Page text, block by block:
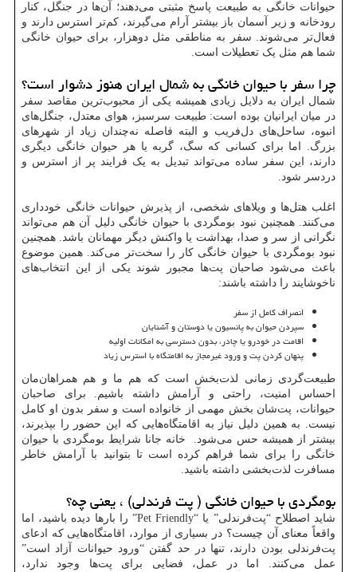
حیوانات خانگی به طبیعت پاسخ مثبتی می‌دهند؛ آن‌ها در جنگل، کنار
رودخانه و زیر آسمان باز بیشتر آرام می‌گیرند، کم‌تر استرس دارند و
فعال‌تر می‌شوند. سفر به مناطقی مثل دوهزار، برای حیوان خانگی
شما هم مثل یک تعطیلات است.
چرا سفر با حیوان خانگی به شمال ایران هنوز دشوار است؟
شمال ایران به دلایل زیادی همیشه یکی از محبوب‌ترین مقاصد سفر
در میان ایرانیان بوده است: طبیعت سرسبز، هوای معتدل، جنگل‌های
انبوه، ساحل‌های دل‌فریب و البته فاصله نه‌چندان زیاد از شهرهای
بزرگ. اما برای کسانی که سگ، گربه یا هر حیوان خانگی دیگری
دارند، این سفر ساده می‌تواند تبدیل به یک فرایند پر از استرس و
دردسر شود.
اغلب هتل‌ها و ویلاهای شخصی، از پذیرش حیوانات خانگی خودداری
می‌کنند. همچنین نبود بومگردی با حیوان خانگی دلیل آن هم می‌تواند
نگرانی از سر و صدا، بهداشت یا واکنش دیگر مهمانان باشد. همچنین
نبود بومگردی با حیوان خانگی کار را سخت‌تر می‌کند. همین موضوع
باعث می‌شود صاحبان پت‌ها مجبور شوند یکی از این انتخاب‌های
ناخوشایند را داشته باشند:
انصراف کامل از سفر
سپردن حیوان به پانسیون یا دوستان و آشنایان
اقامت در خودرو یا چادر، بدون دسترسی به امکانات اولیه
پنهان کردن پت و ورود غیرمجاز به اقامتگاه با استرس زیاد
طبیعت‌گردی زمانی لذت‌بخش است که هم ما و هم همراهان‌مان
احساس امنیت، راحتی و آرامش داشته باشیم. برای صاحبان
حیوانات، پت‌شان بخش مهمی از خانواده است و سفر بدون او کامل
نیست. به همین دلیل نیاز به اقامتگاه‌هایی که این حضور را بپذیرند،
بیشتر از همیشه حس می‌شود. خانه جانا شرایط بومگردی با حیوان
خانگی را برای شما فراهم کرده است تا بتوانید با آرامش خاطر
مسافرت لذت‌بخشی داشته باشید.
بومگردی با حیوان خانگی ( پت فرندلی) ، یعنی چه؟
شاید اصطلاح “پت‌فرندلی” یا “Pet Friendly” را بارها دیده باشید، اما
واقعاً معنای آن چیست؟ در بسیاری از موارد، اقامتگاه‌هایی که ادعای
پت‌فرندلی بودن دارند، تنها در حد گفتن “ورود حیوانات آزاد است”
عمل می‌کنند. اما در عمل، فضایی برای پت‌ها وجود ندارد،